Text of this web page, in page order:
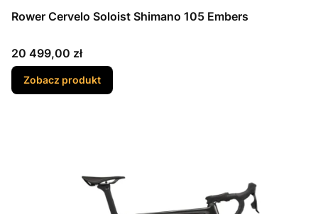
Rower Cervelo Soloist Shimano 105 Embers
Cena
20 499,00 zł
Zobacz produkt